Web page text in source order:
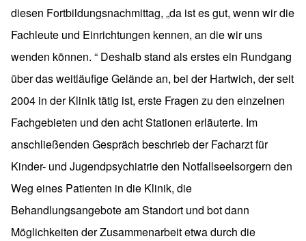
diesen Fortbildungsnachmittag, „da ist es gut, wenn wir die
Fachleute und Einrichtungen kennen, an die wir uns
wenden können. “ Deshalb stand als erstes ein Rundgang
über das weitläufige Gelände an, bei der Hartwich, der seit
2004 in der Klinik tätig ist, erste Fragen zu den einzelnen
Fachgebieten und den acht Stationen erläuterte. Im
anschließenden Gespräch beschrieb der Facharzt für
Kinder- und Jugendpsychiatrie den Notfallseelsorgern den
Weg eines Patienten in die Klinik, die
Behandlungsangebote am Standort und bot dann
Möglichkeiten der Zusammenarbeit etwa durch die